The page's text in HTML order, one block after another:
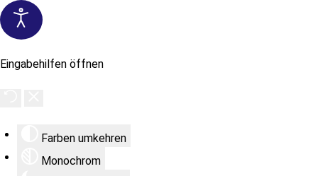
Eingabehilfen öffnen
Farben umkehren
Monochrom